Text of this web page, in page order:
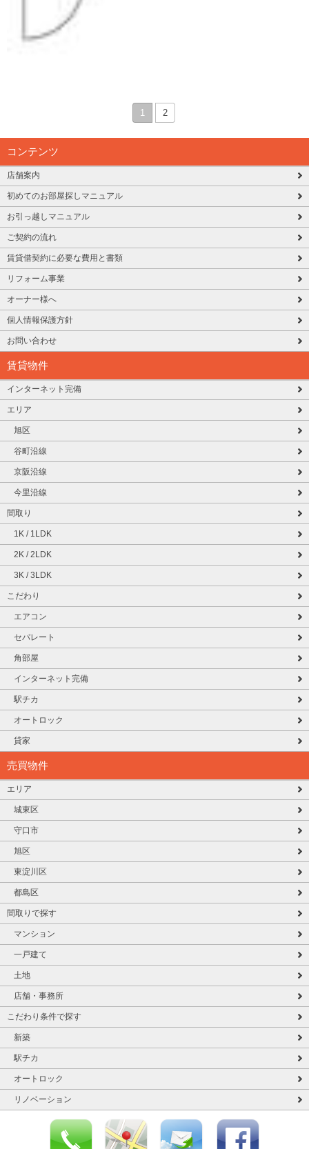
1 2
コンテンツ
店舗案内
初めてのお部屋探しマニュアル
お引っ越しマニュアル
ご契約の流れ
賃貸借契約に必要な費用と書類
リフォーム事業
オーナー様へ
個人情報保護方針
お問い合わせ
賃貸物件
インターネット完備
エリア
旭区
谷町沿線
京阪沿線
今里沿線
間取り
1K / 1LDK
2K / 2LDK
3K / 3LDK
こだわり
エアコン
セパレート
角部屋
インターネット完備
駅チカ
オートロック
貸家
売買物件
エリア
城東区
守口市
旭区
東淀川区
都島区
間取りで探す
マンション
一戸建て
土地
店舗・事務所
こだわり条件で探す
新築
駅チカ
オートロック
リノベーション